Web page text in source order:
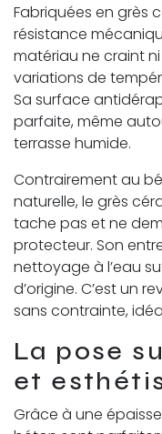
Fabriquées en grès
résistance
matériau ne craint ni
variations de
Sa surface
parfaite, même
terrasse humide.
Contrairement au
naturelle, le grès
tache pas et ne
protecteur. Son
nettoyage à l’eau
d’origine. C’est un
sans contrainte,
La pose
et
Grâce à une